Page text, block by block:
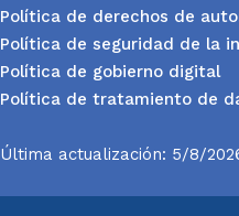
Política de derechos de
Política de seguridad de la
Política de gobierno digital
Política de tratamiento de
Última actualización: 5/8/